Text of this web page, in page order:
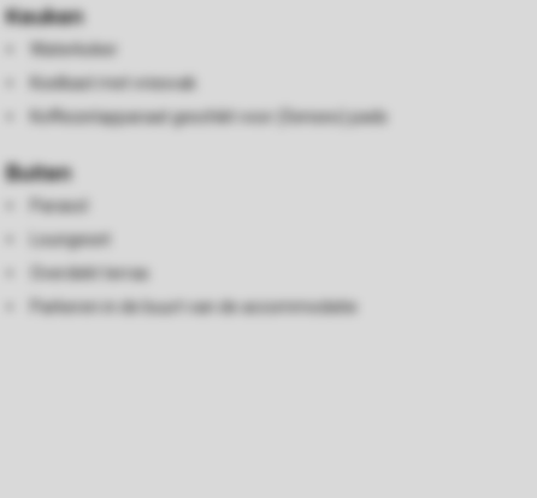
Keuken
Waterkoker
Koelkast met vriesvak
Koffiezetapparaat geschikt voor (Senseo) pads
Buiten
Parasol
Loungeset
Overdekt terras
Parkeren in de buurt van de accommodatie